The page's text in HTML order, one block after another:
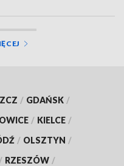
/ GDAŃSK /
/ KIELCE /
/ OLSZTYN /
/ RZESZÓW /